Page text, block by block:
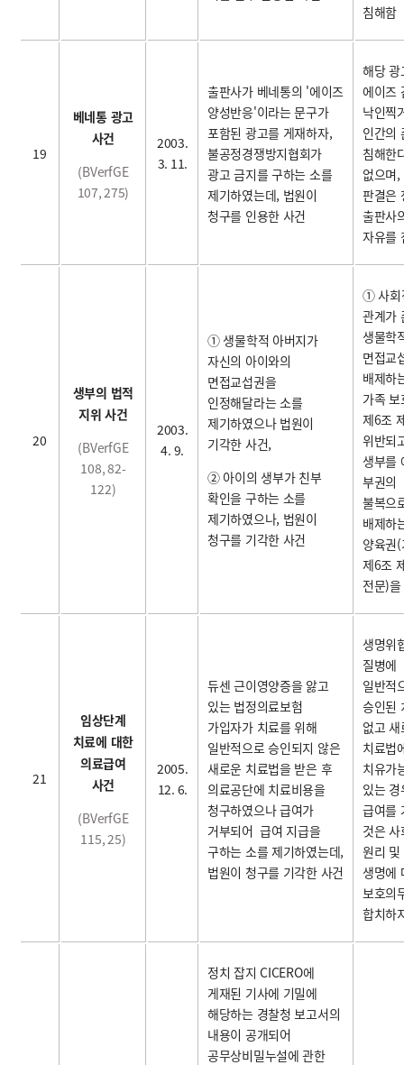
침해함
19
베네통 광고
사건
(BVerfGE
107, 275)
2003.
3. 11.
출판사가 베네통의 '에이즈
양성반응'이라는 문구가
포함된 광고를 게재하자,
불공정경쟁방지협회가
광고 금지를 구하는 소를
제기하였는데, 법원이
청구를 인용한 사건
해당 광
에이즈
낙인찍
인간의
침해한
없으며
판결은
출판사
자유를
20
생부의 법적
지위 사건
(BVerfGE
108, 82-
122)
2003.
4. 9.
① 생물학적 아버지가
자신의 아이와의
면접교섭권을
인정해달라는 소를
제기하였으나 법원이
기각한 사건,
② 아이의 생부가 친부
확인을 구하는 소를
제기하였으나, 법원이
청구를 기각한 사건
① 사회
관계가
생물학
면접교
배제하
가족
제6조
위반
생부를
부권의
불복으
배제하
양육권
제6조
전문)
21
임상단계
치료에 대한
의료급여
사건
(BVerfGE
115, 25)
2005.
12. 6.
듀센 근이영양증을 앓고
있는 법정의료보험
가입자가 치료를 위해
일반적으로 승인되지 않은
새로운 치료법을 받은 후
의료공단에 치료비용을
청구하였으나 급여가
거부되어 급여 지급을
구하는 소를 제기하였는데,
법원이 청구를 기각한 사건
생명위
질병에
일반적
승인된
없고 새
치료법
치유가
있는
급여를
것은
원리 및
생명에
보호의
합치하
정치 잡지 CICERO에
게재된 기사에 기밀에
해당하는 경찰청 보고서의
내용이 공개되어
공무상비밀누설에 관한